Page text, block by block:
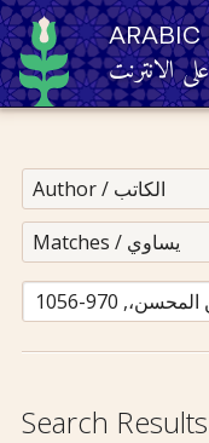
ARABIC
الانترنت
Search Results